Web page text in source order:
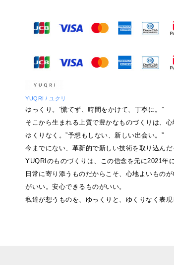
YUQRI / ユクリ
ゆっくり。“慌てず、時間をかけて、丁寧に。”
そこから生まれる上質で豊かなものづくりは、心
ゆくりなく。”予想もしない、新しい出会い。”
今までにない、革新的で新しい技術を取り込んだ
YUQRIのものづくりは、この信念を元に2021年
日常に寄り添うものだからこそ、心地よいもの
がいい。安心できるものがいい。
私達が想うものを、ゆっくりと、ゆくりなく表現